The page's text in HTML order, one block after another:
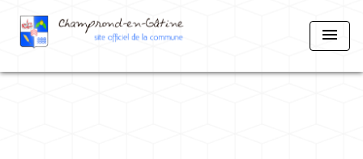
menu